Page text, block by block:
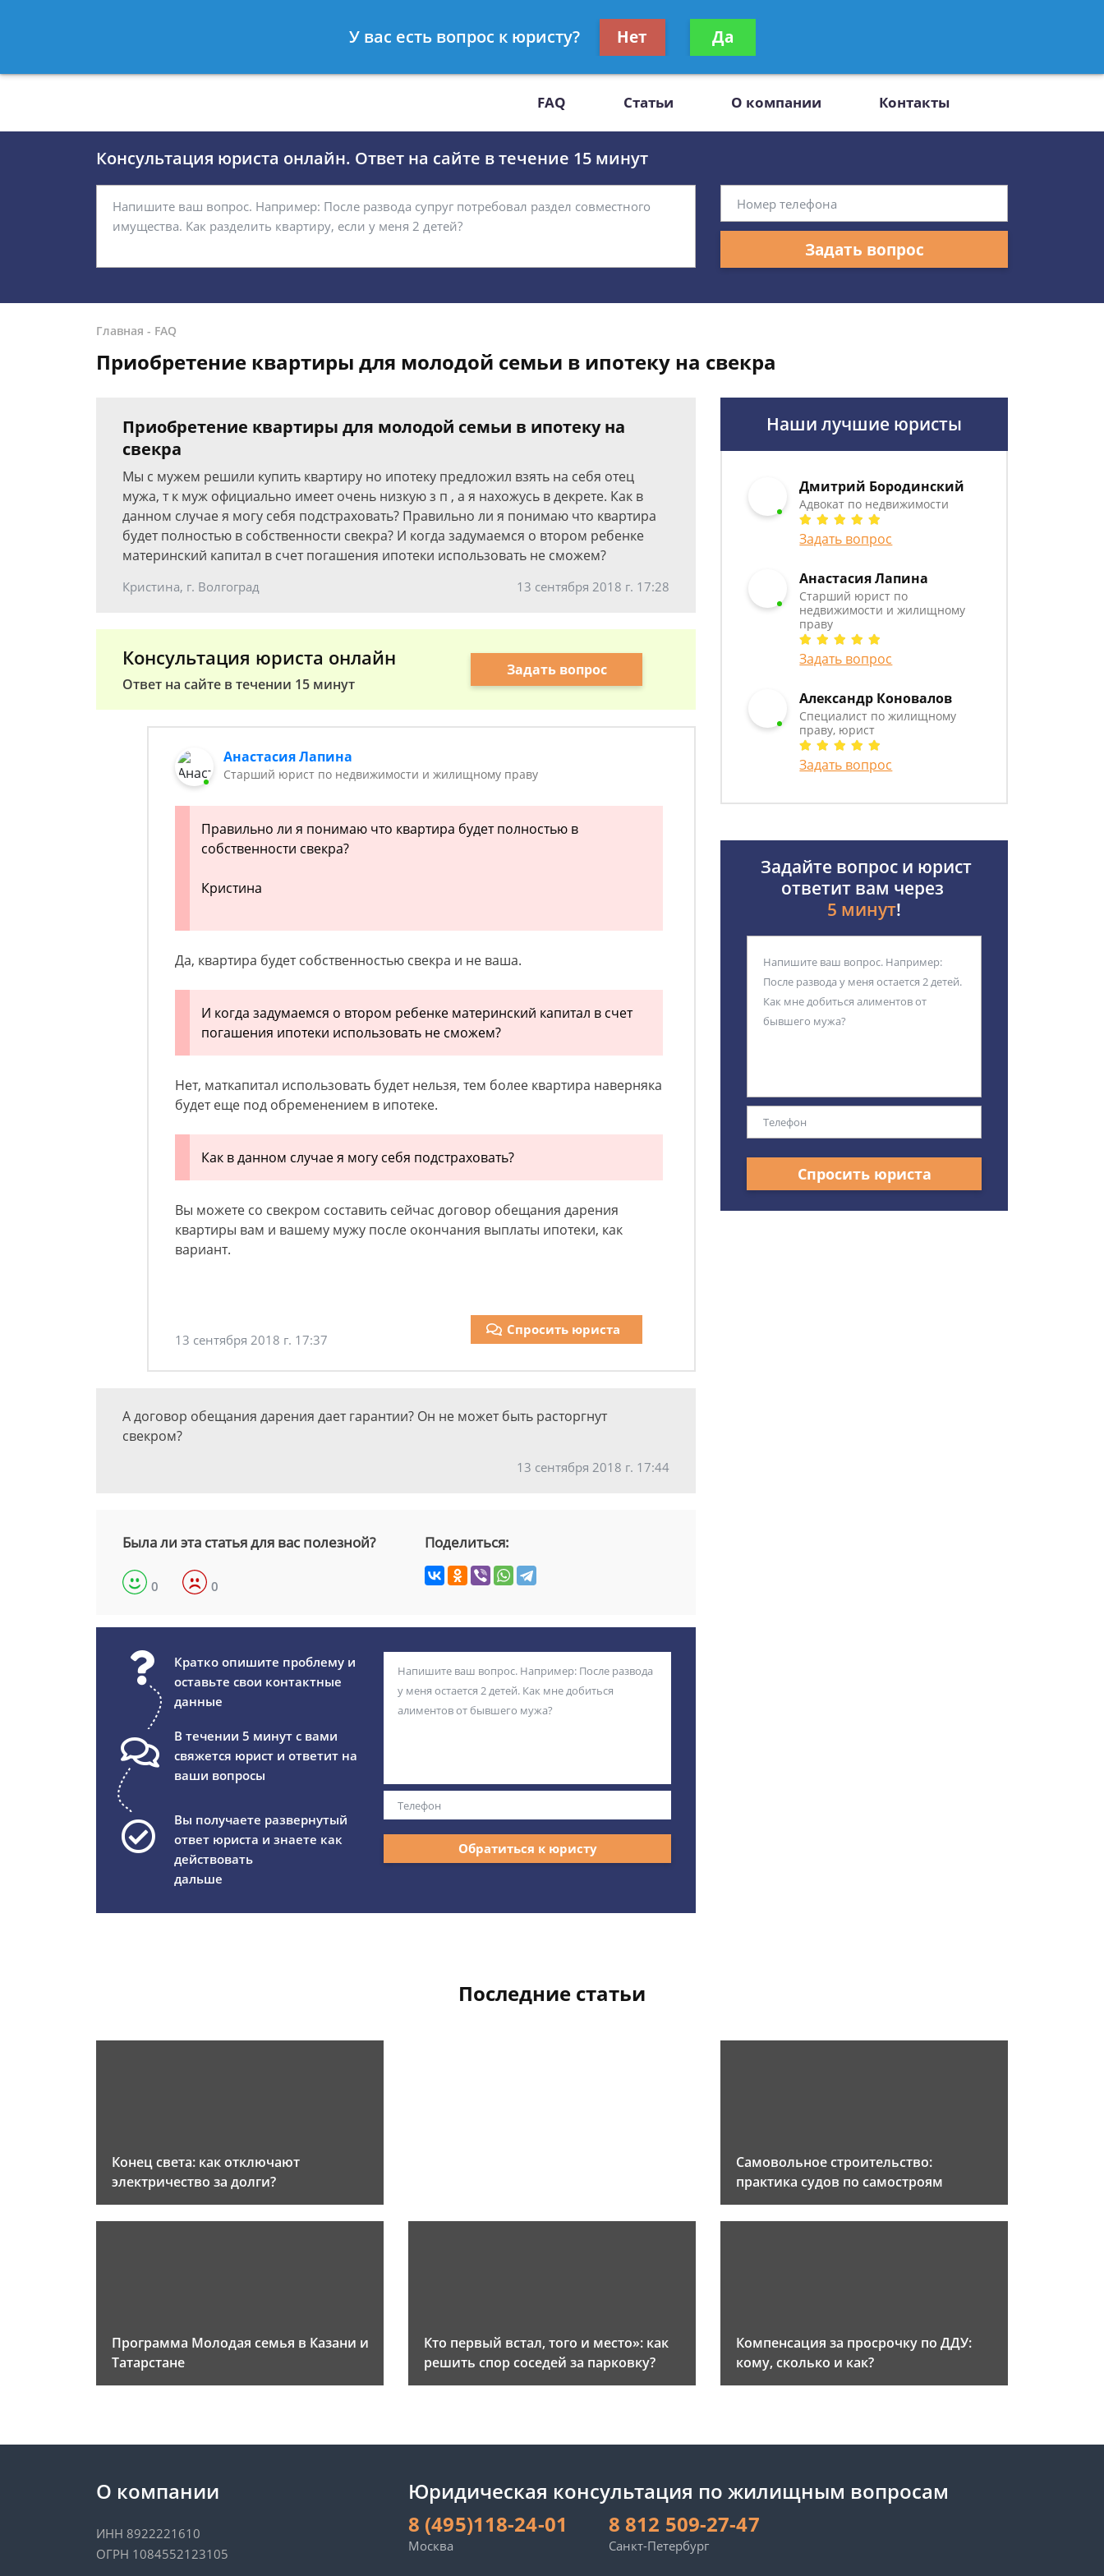
8 812 509-27-47
Получите консультацию
бесплатно
FAQ Статьи О компании Контакты
Консультация юриста онлайн. Ответ на сайте в течение 15 минут
Задать вопрос
Главная - FAQ
Приобретение квартиры для молодой семьи в ипотеку на свекра
Приобретение квартиры для молодой семьи в ипотеку на
свекра
Мы с мужем решили купить квартиру но ипотеку предложил взять на себя отец
мужа, т к муж официально имеет очень низкую з п , а я нахожусь в декрете. Как в
данном случае я могу себя подстраховать? Правильно ли я понимаю что квартира
будет полностью в собственности свекра? И когда задумаемся о втором ребенке
материнский капитал в счет погашения ипотеки использовать не сможем?
Кристина, г. Волгоград 13 сентября 2018 г. 17:28
Консультация юриста онлайн
Ответ на сайте в течении 15 минут
Задать вопрос
Анастасия Лапина
Старший юрист по недвижимости и жилищному праву
Правильно ли я понимаю что квартира будет полностью в
собственности свекра?
Кристина
Да, квартира будет собственностью свекра и не ваша.
И когда задумаемся о втором ребенке материнский капитал в счет
погашения ипотеки использовать не сможем?
Нет, маткапитал использовать будет нельзя, тем более квартира наверняка
будет еще под обременением в ипотеке.
Как в данном случае я могу себя подстраховать?
Вы можете со свекром составить сейчас договор обещания дарения
квартиры вам и вашему мужу после окончания выплаты ипотеки, как
вариант.
13 сентября 2018 г. 17:37
Спросить юриста
А договор обещания дарения дает гарантии? Он не может быть расторгнут
свекром?
13 сентября 2018 г. 17:44
Была ли эта статья для вас полезной?
0 0
Поделиться:
Кратко опишите проблему и
оставьте свои контактные
данные
В течении 5 минут с вами
свяжется юрист и ответит на
ваши вопросы
Вы получаете развернутый
ответ юриста и знаете как
действовать
дальше
Обратиться к юристу
Наши лучшие юристы
Дмитрий Бородинский
Адвокат по недвижимости
Задать вопрос
Анастасия Лапина
Старший юрист по
недвижимости и жилищному
праву
Задать вопрос
Александр Коновалов
Специалист по жилищному
праву, юрист
Задать вопрос
Задайте вопрос и юрист
ответит вам через
5 минут!
Спросить юриста
Последние статьи
Конец света: как отключают
электричество за долги?
Самовольное строительство:
практика судов по самостроям
Программа Молодая семья в Казани и
Татарстане
Кто первый встал, того и место»: как
решить спор соседей за парковку?
Компенсация за просрочку по ДДУ:
кому, сколько и как?
О компании
ИНН 8922221610
ОГРН 1084552123105
Юридическая консультация по жилищным вопросам
8 (495)118-24-01
Москва
8 812 509-27-47
Санкт-Петербург
У вас есть вопрос к юристу? Нет Да